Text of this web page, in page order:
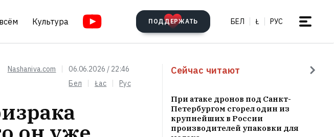
Культура ПОДДЕРЖАТЬ БЕЛ Ł РУС
Nashaniva.com
06.06.2026 / 22:46
Бел
Łac Рус
Сейчас читают
При атаке дронов под Санкт-
Петербургом сгорел один из
крупнейших в России
производителей упаковки для